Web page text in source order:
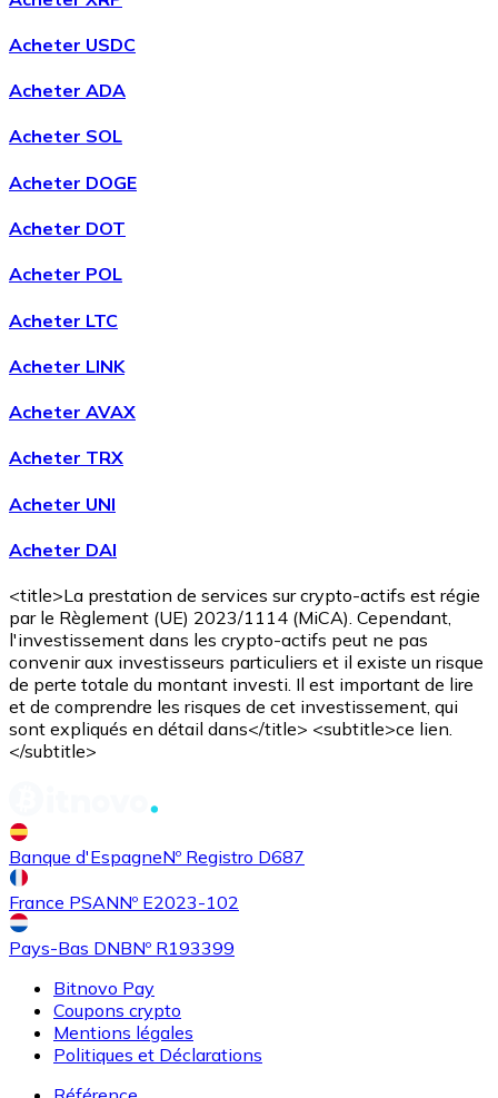
Acheter USDC
Acheter ADA
Acheter SOL
Acheter DOGE
Acheter DOT
Acheter POL
Acheter LTC
Acheter LINK
Acheter AVAX
Acheter TRX
Acheter UNI
Acheter DAI
<title>La prestation de services sur crypto-actifs est régie
par le Règlement (UE) 2023/1114 (MiCA). Cependant,
l'investissement dans les crypto-actifs peut ne pas
convenir aux investisseurs particuliers et il existe un risque
de perte totale du montant investi. Il est important de lire
et de comprendre les risques de cet investissement, qui
sont expliqués en détail dans</title> <subtitle>ce lien.
</subtitle>
Banque d'EspagneNº Registro D687
France PSANNº E2023-102
Pays-Bas DNBNº R193399
Bitnovo Pay
Coupons crypto
Mentions légales
Politiques et Déclarations